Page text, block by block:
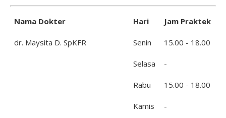
Nama Dokter Hari Jam Praktek
dr. Maysita D. SpKFR Senin 15.00 - 18.00
Selasa -
Rabu 15.00 - 18.00
Kamis -